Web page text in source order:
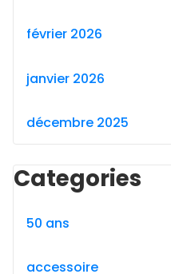
février 2026
janvier 2026
décembre 2025
Categories
50 ans
accessoire